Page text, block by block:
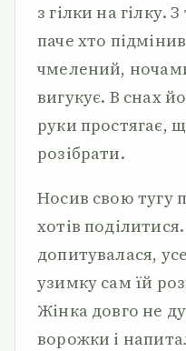
з гілки на гілку.
паче хто
чмелений,
вигукує. В снах
руки простягає,
розібрати.
Носив свою тугу
хотів
допитувалася,
узимку сам їй
Жінка довго не
ворожки і